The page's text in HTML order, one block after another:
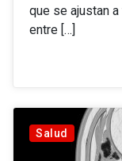
que se ajustan
entre […]
Salud